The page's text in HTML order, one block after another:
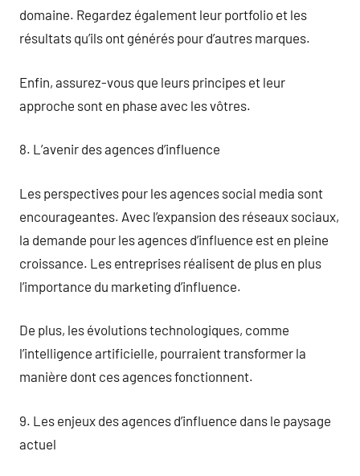
domaine. Regardez également leur portfolio et les
résultats qu’ils ont générés pour d’autres marques.
Enfin, assurez-vous que leurs principes et leur
approche sont en phase avec les vôtres.
8. L’avenir des agences d’influence
Les perspectives pour les agences social media sont
encourageantes. Avec l’expansion des réseaux sociaux,
la demande pour les agences d’influence est en pleine
croissance. Les entreprises réalisent de plus en plus
l’importance du marketing d’influence.
De plus, les évolutions technologiques, comme
l’intelligence artificielle, pourraient transformer la
manière dont ces agences fonctionnent.
9. Les enjeux des agences d’influence dans le paysage
actuel